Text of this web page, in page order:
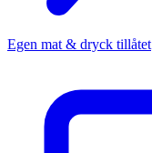
Egen mat & dryck tillåtet